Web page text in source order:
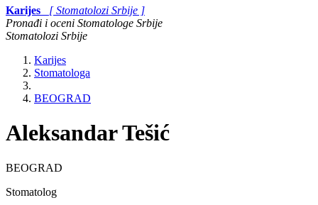
Karijes
[ Stomatolozi Srbije ]
Pronađi i oceni Stomatologe Srbije
Stomatolozi Srbije
Karijes
Stomatologa
BEOGRAD
Aleksandar Tešić
BEOGRAD
Stomatolog